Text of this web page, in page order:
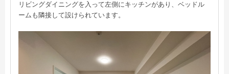
リビングダイニングを入って左側にキッチンがあり、ベッドル
ームも隣接して設けられています。